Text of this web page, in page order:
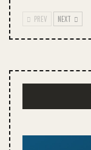
PREV NEXT